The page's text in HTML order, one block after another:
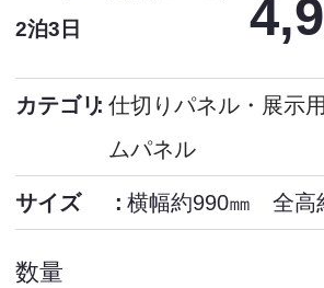
2泊3日
カテゴリ 仕切りパネル・展示
ムパネル
サイズ 横幅約990㎜ 全高
数量